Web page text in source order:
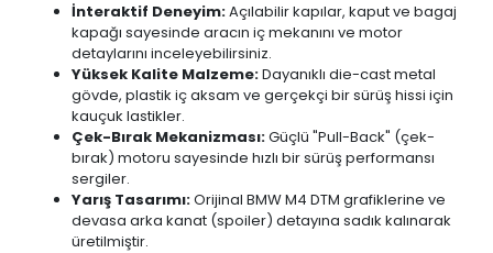
İnteraktif Deneyim:Açılabilir kapılar, kaput ve bagaj
kapağı sayesinde aracın iç mekanını ve motor
detaylarını inceleyebilirsiniz.
Yüksek Kalite Malzeme:Dayanıklı die-cast metal
gövde, plastik iç aksam ve gerçekçi bir sürüş hissi için
kauçuk lastikler.
Çek-Bırak Mekanizması:Güçlü "Pull-Back" (çek-
bırak) motoru sayesinde hızlı bir sürüş performansı
sergiler.
Yarış Tasarımı:Orijinal BMW M4 DTM grafiklerine ve
devasa arka kanat (spoiler) detayına sadık kalınarak
üretilmiştir.